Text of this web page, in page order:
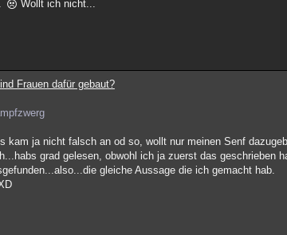
Wollt ich nicht...
Frauen dafür gebaut?
kam ja nicht falsch an od so, wollt nur meinen Senf
grad gelesen, obwohl ich ja zuerst das geschrieben
gleiche Aussage die ich gemacht hab.